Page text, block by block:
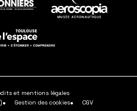
et mentions légales
Gestion des cookies CGV